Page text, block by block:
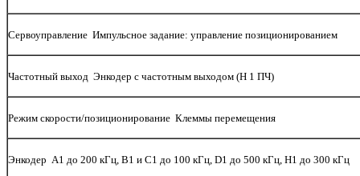
Сервоуправление Импульсное задание: управление позиционированием
Частотный выход Энкодер с частотным выходом (Н 1 ПЧ)
Режим скорости/позиционирование Клеммы перемещения
Энкодер А1 до 200 кГц, В1 и С1 до 100 кГц, D1 до 500 кГц, Н1 до 300 кГц